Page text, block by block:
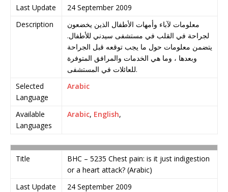
Last Update
24 September 2009
Description
معلومات لآباء وأمهات الأطفال الذين يخضعون
لجراحة في القلب في مستشفى سيدني للأطفال.
يتضمن معلومات حول ما يجب توقعه قبل الجراحة
وبعدها ، وما هي الخدمات والمرافق المتوفرة
للعائلات في المستشفى.
Selected
Language
Arabic
Available
Languages
Arabic, English,
Title
BHC – 5235 Chest pain: is it just indigestion
or a heart attack? (Arabic)
Last Update
24 September 2009